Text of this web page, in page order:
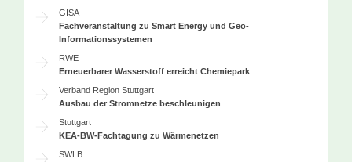
GISA
Fachveranstaltung zu Smart Energy und Geo-
Informationssystemen
RWE
Erneuerbarer Wasserstoff erreicht Chemiepark
Verband Region Stuttgart
Ausbau der Stromnetze beschleunigen
Stuttgart
KEA-BW-Fachtagung zu Wärmenetzen
SWLB